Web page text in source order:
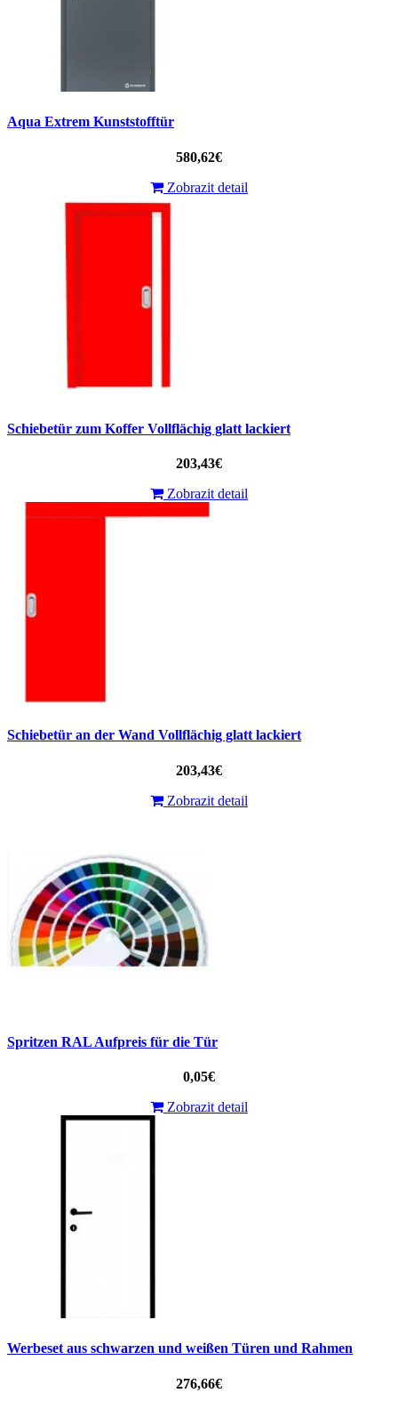
Aqua Extrem Kunststofftür
580,62€
Zobrazit detail
Schiebetür zum Koffer Vollflächig glatt lackiert
203,43€
Zobrazit detail
Schiebetür an der Wand Vollflächig glatt lackiert
203,43€
Zobrazit detail
Spritzen RAL Aufpreis für die Tür
0,05€
Zobrazit detail
Werbeset aus schwarzen und weißen Türen und Rahmen
276,66€